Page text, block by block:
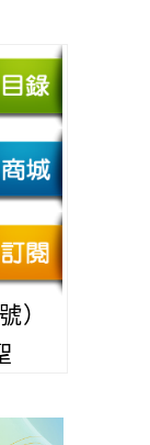
）